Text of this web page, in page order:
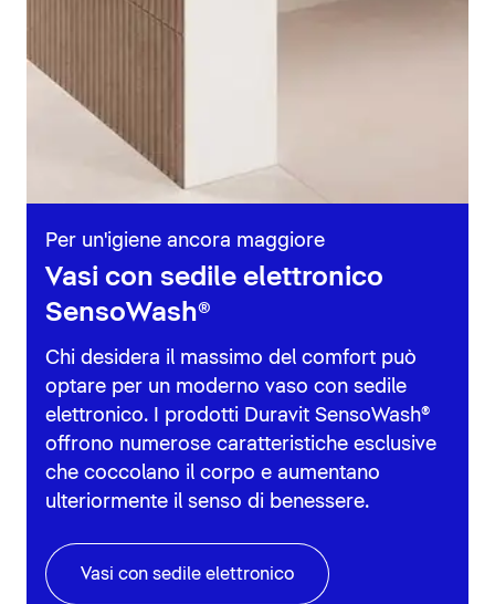
Per un'igiene ancora maggiore
Vasi con sedile elettronico
SensoWash®
Chi desidera il massimo del comfort può
optare per un moderno vaso con sedile
elettronico. I prodotti Duravit SensoWash®
offrono numerose caratteristiche esclusive
che coccolano il corpo e aumentano
ulteriormente il senso di benessere.
Vasi con sedile elettronico